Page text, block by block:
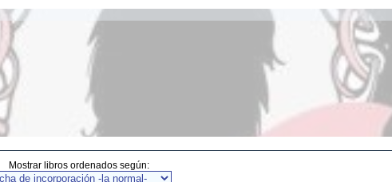
Mostrar libros ordenados según: